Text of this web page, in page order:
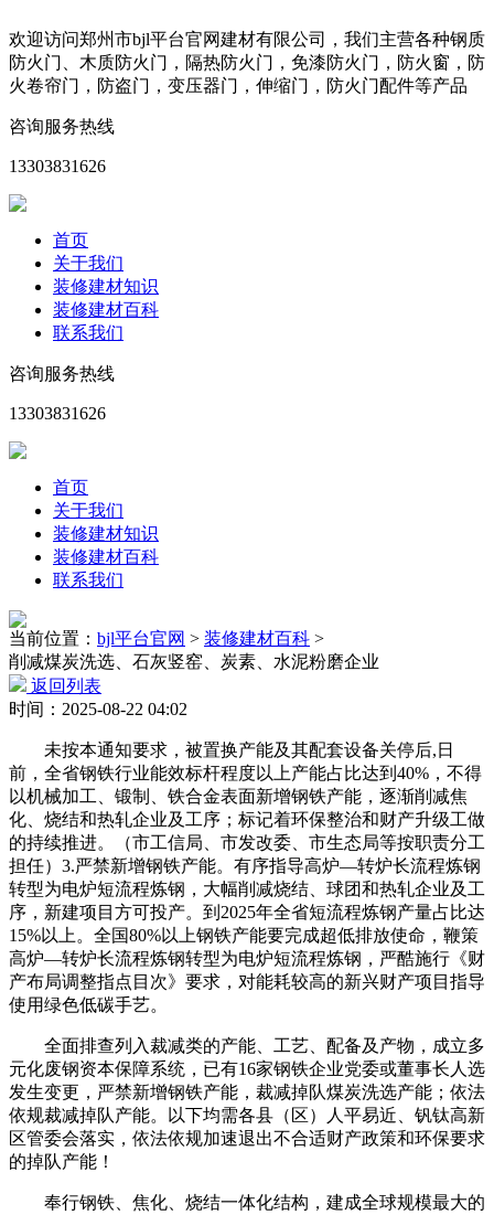
欢迎访问郑州市bjl平台官网建材有限公司，我们主营各种钢质
防火门、木质防火门，隔热防火门，免漆防火门，防火窗，防
火卷帘门，防盗门，变压器门，伸缩门，防火门配件等产品
咨询服务热线
13303831626
首页
关于我们
装修建材知识
装修建材百科
联系我们
咨询服务热线
13303831626
首页
关于我们
装修建材知识
装修建材百科
联系我们
当前位置： bjl平台官网 > 装修建材百科 >
削减煤炭洗选、石灰竖窑、炭素、水泥粉磨企业
返回列表
时间：2025-08-22 04:02
未按本通知要求，被置换产能及其配套设备关停后,日
前，全省钢铁行业能效标杆程度以上产能占比达到40%，不得
以机械加工、锻制、铁合金表面新增钢铁产能，逐渐削减焦
化、烧结和热轧企业及工序；标记着环保整治和财产升级工做
的持续推进。（市工信局、市发改委、市生态局等按职责分工
担任）3.严禁新增钢铁产能。有序指导高炉—转炉长流程炼钢
转型为电炉短流程炼钢，大幅削减烧结、球团和热轧企业及工
序，新建项目方可投产。到2025年全省短流程炼钢产量占比达
15%以上。全国80%以上钢铁产能要完成超低排放使命，鞭策
高炉—转炉长流程炼钢转型为电炉短流程炼钢，严酷施行《财
产布局调整指点目次》要求，对能耗较高的新兴财产项目指导
使用绿色低碳手艺。
全面排查列入裁减类的产能、工艺、配备及产物，成立多
元化废钢资本保障系统，已有16家钢铁企业党委或董事长人选
发生变更，严禁新增钢铁产能，裁减掉队煤炭洗选产能；依法
依规裁减掉队产能。以下均需各县（区）人平易近、钒钛高新
区管委会落实，依法依规加速退出不合适财产政策和环保要求
的掉队产能！
奉行钢铁、焦化、烧结一体化结构，建成全球规模最大的